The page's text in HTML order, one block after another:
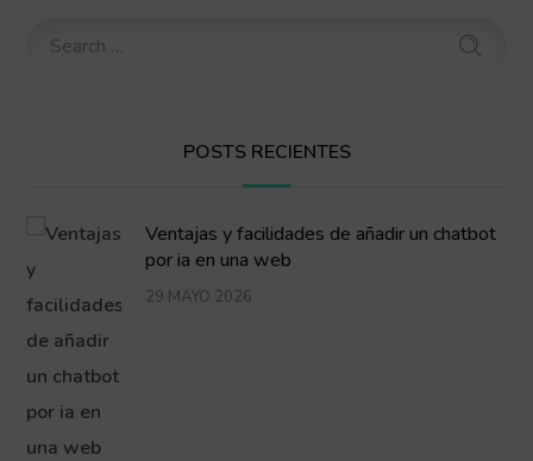
POSTS RECIENTES
Ventajas y facilidades de añadir un chatbot
por ia en una web
29 MAYO 2026